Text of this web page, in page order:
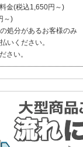
金(税込1,650円～)
～)
処分があるお客様のみ
いください。
さい。